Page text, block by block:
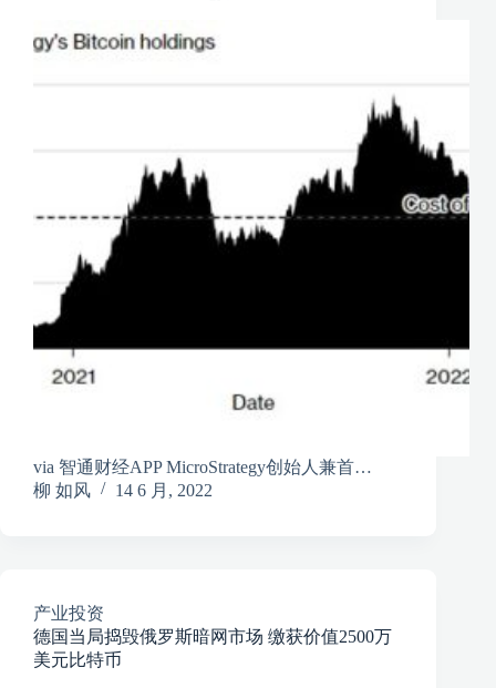
via 智通财经APP MicroStrategy创始人兼首…
柳 如风
14 6 月, 2022
产业投资
德国当局捣毁俄罗斯暗网市场 缴获价值2500万
美元比特币